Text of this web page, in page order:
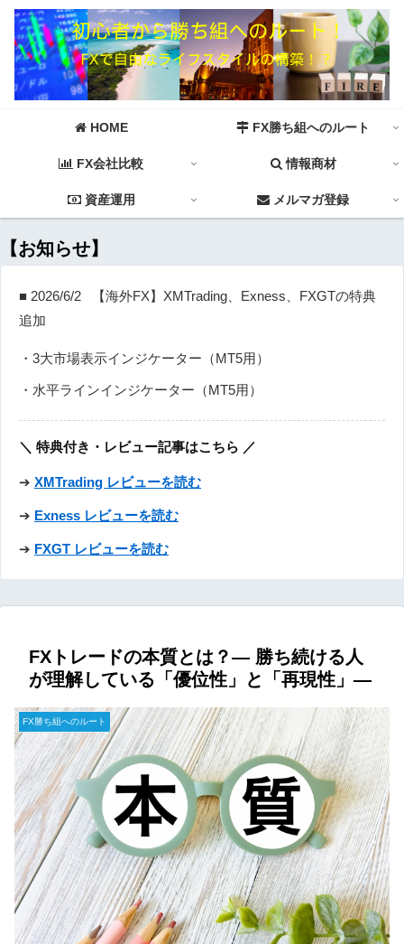
HOME FX勝ち組へのルート
FX会社比較 情報商材
資産運用 メルマガ登録
【お知らせ】
■ 2026/6/2 【海外FX】XMTrading、Exness、FXGTの特典
追加
・3大市場表示インジケーター（MT5用）
・水平ラインインジケーター（MT5用）
＼ 特典付き・レビュー記事はこちら ／
➔ XMTrading レビューを読む
➔ Exness レビューを読む
➔ FXGT レビューを読む
FXトレードの本質とは？― 勝ち続ける人
が理解している「優位性」と「再現性」―
FX勝ち組へのルート